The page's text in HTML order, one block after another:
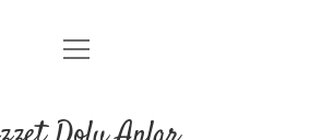
Anasayfa
menüyü